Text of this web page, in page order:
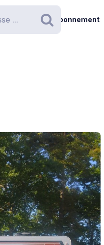
Suchen
Abonnement